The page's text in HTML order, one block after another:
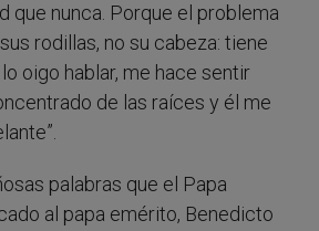
que nunca. Porque el problema
rodillas, no su cabeza: tiene
oigo hablar, me hace sentir
de las raíces y él me
palabras que el Papa
al papa emérito, Benedicto